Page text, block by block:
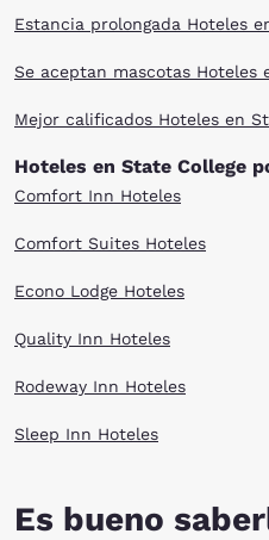
Estancia prolongada Hoteles
Se aceptan mascotas Hoteles
Mejor calificados Hoteles en
Hoteles en State College
Comfort Inn Hoteles
Comfort Suites Hoteles
Econo Lodge Hoteles
Quality Inn Hoteles
Rodeway Inn Hoteles
Sleep Inn Hoteles
Es bueno